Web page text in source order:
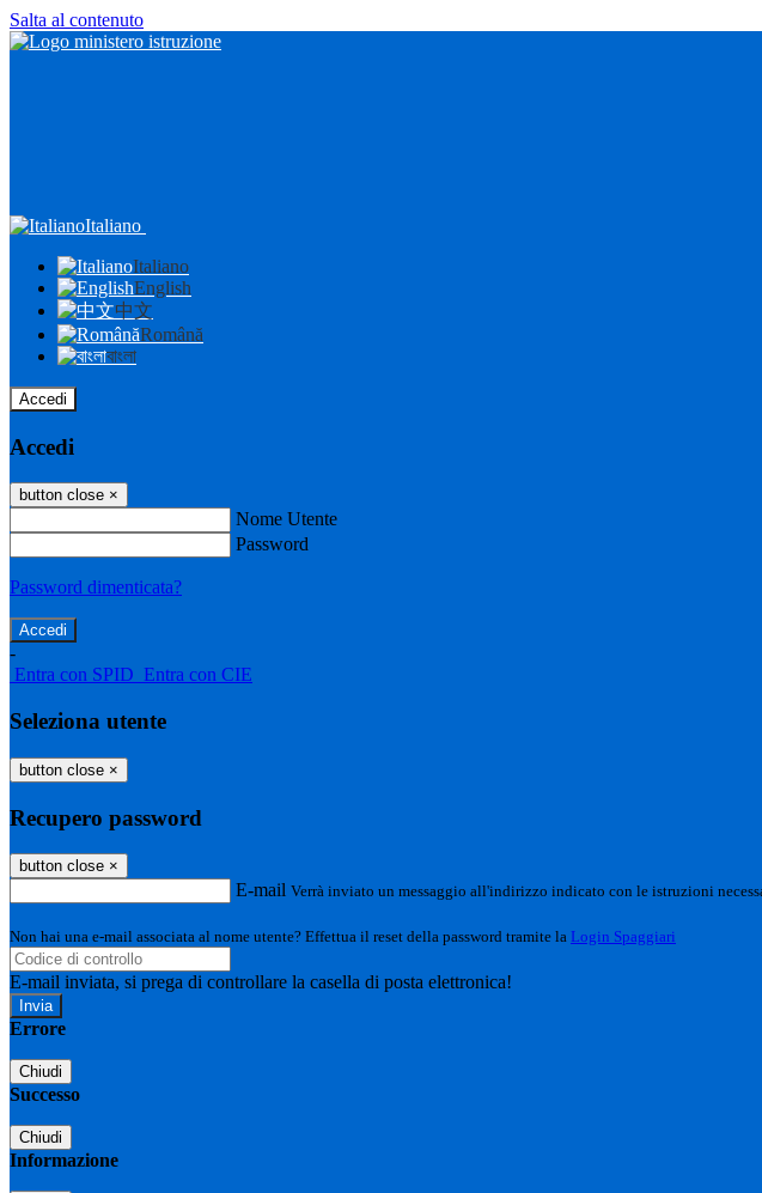
Salta al contenuto
Italiano
Italiano
English
中文
Română
বাংলা
Accedi
Accedi
button close ×
Nome Utente
Password
Password dimenticata?
-
Entra con SPID Entra con CIE
Seleziona utente
button close ×
Recupero password
button close ×
E-mail Verrà inviato un messaggio all'indirizzo indicato con le istruzioni
Non hai una e-mail associata al nome utente? Effettua il reset della password tramite la Login Spaggiari
E-mail inviata, si prega di controllare la casella di posta elettronica!
Errore
Chiudi
Successo
Chiudi
Informazione